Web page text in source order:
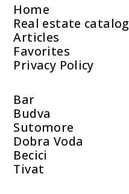
Home
Real estate catalog
Articles
Favorites
Privacy Policy
Bar
Budva
Sutomore
Dobra Voda
Becici
Tivat